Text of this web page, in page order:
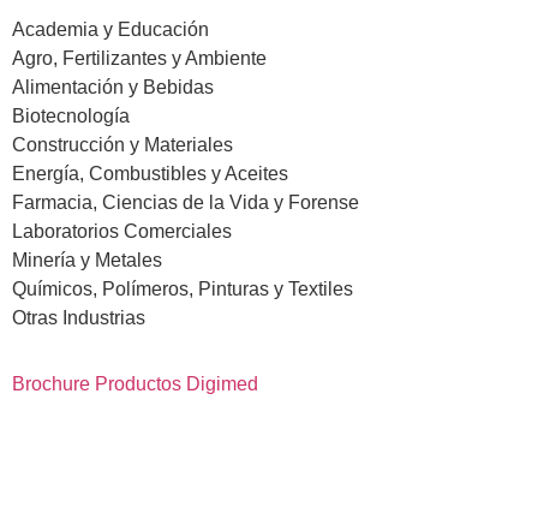
Academia y Educación
Agro, Fertilizantes y Ambiente
Alimentación y Bebidas
Biotecnología
Construcción y Materiales
Energía, Combustibles y Aceites
Farmacia, Ciencias de la Vida y Forense
Laboratorios Comerciales
Minería y Metales
Químicos, Polímeros, Pinturas y Textiles
Otras Industrias
Brochure Productos Digimed